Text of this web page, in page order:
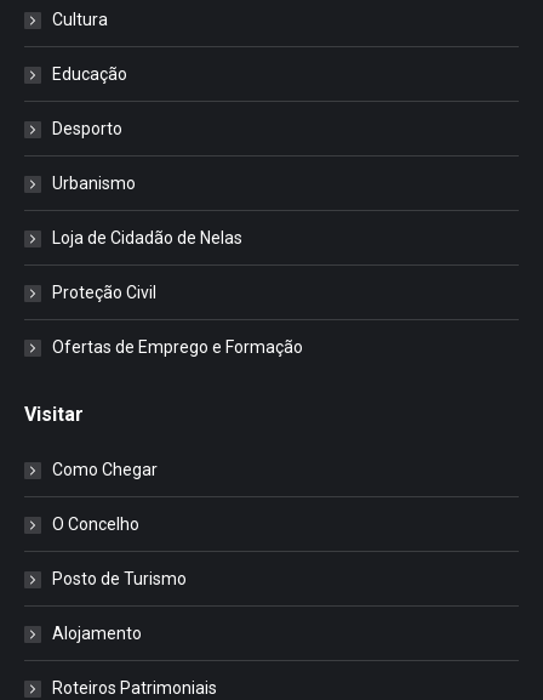
Cultura
Educação
Desporto
Urbanismo
Loja de Cidadão de Nelas
Proteção Civil
Ofertas de Emprego e Formação
Visitar
Como Chegar
O Concelho
Posto de Turismo
Alojamento
Roteiros Patrimoniais